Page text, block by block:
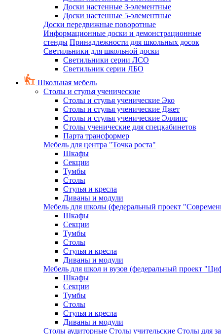
Доски настенные 3-элементные
Доски настенные 5-элементные
Доски передвижные поворотные
Информационные доски и демонстрационные
стенды Принадлежности для школьных досок
Светильники для школьной доски
Светильники серии ЛСО
Светильник серии ЛБО
Школьная мебель
Столы и стулья ученические
Столы и стулья ученические Эко
Столы и стулья ученические Джет
Столы и стулья ученические Эллипс
Столы ученические для спецкабинетов
Парта трансформер
Мебель для центра "Точка роста"
Шкафы
Секции
Тумбы
Столы
Стулья и кресла
Диваны и модули
Мебель для школы (федеральный проект
Шкафы
Секции
Тумбы
Столы
Стулья и кресла
Диваны и модули
Мебель для школ и вузов (федеральный проект
Шкафы
Секции
Тумбы
Столы
Стулья и кресла
Диваны и модули
Столы аудиторные Столы учительские Столы для